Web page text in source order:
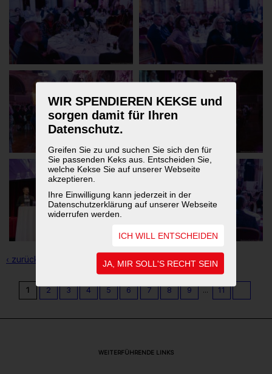
WIR SPENDIEREN KEKSE und
sorgen damit für Ihren
Datenschutz.
Greifen Sie zu und suchen Sie sich den für
Sie passenden Keks aus. Entscheiden Sie,
welche Kekse Sie auf unserer Webseite
akzeptieren.
Ihre Einwilligung kann jederzeit in der
Datenschutzerklärung auf unserer Webseite
widerrufen werden.
ICH WILL ENTSCHEIDEN
JA, MIR SOLL'S RECHT SEIN
‹ zurück zur Übersicht
1 2 3 4 5 6 7 8 9 ... 11
WEITERFÜHRENDE LINKS